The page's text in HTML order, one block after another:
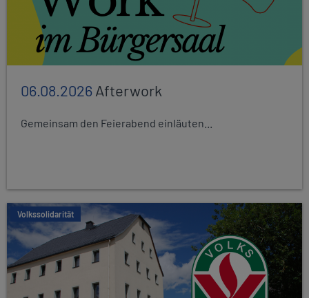
06.08.2026Afterwork
Gemeinsam den Feierabend einläuten...
Volkssolidarität